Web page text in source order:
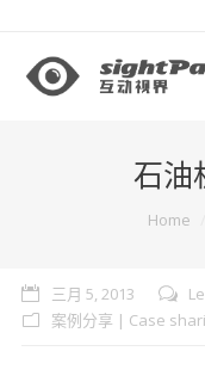
石油
Home
三月 5, 2013
案例分享 | Case